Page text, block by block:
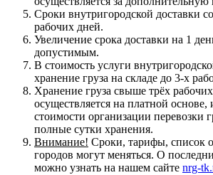
Сроки внутригородской доставки
рабочих дней.
Увеличение срока доставки на 1
допустимым.
В стоимость услуги
хранение груза на складе до 3-х
Хранение груза свыше трёх
осуществляется на платной основе,
стоимости организации перевозки
полные сутки хранения.
Внимание! Сроки, тарифы, список
городов могут меняться. О
можно узнать на нашем сайте nrg-